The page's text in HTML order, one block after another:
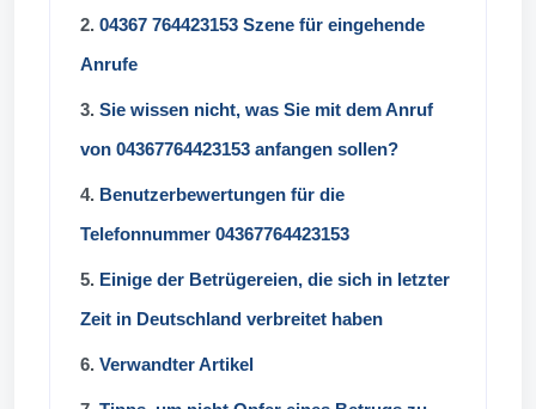
2. 04367 764423153 Szene für eingehende
Anrufe
3. Sie wissen nicht, was Sie mit dem Anruf
von 04367764423153 anfangen sollen?
4. Benutzerbewertungen für die
Telefonnummer 04367764423153
5. Einige der Betrügereien, die sich in letzter
Zeit in Deutschland verbreitet haben
6. Verwandter Artikel